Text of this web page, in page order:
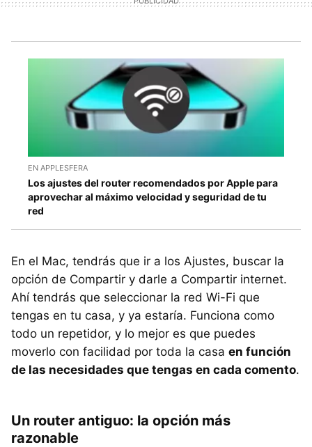
EN APPLESFERA
Los ajustes del router recomendados por Apple para
aprovechar al máximo velocidad y seguridad de tu
red
En el Mac, tendrás que ir a los Ajustes, buscar la
opción de Compartir y darle a Compartir internet.
Ahí tendrás que seleccionar la red Wi-Fi que
tengas en tu casa, y ya estaría. Funciona como
todo un repetidor, y lo mejor es que puedes
moverlo con facilidad por toda la casa en función
de las necesidades que tengas en cada comento.
Un router antiguo: la opción más
razonable